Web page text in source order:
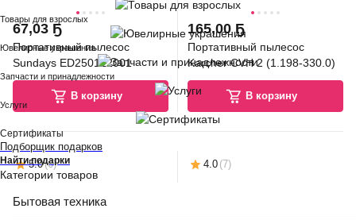
Товары для взрослых
Ювелирные украшения
Запчасти и принадлежности
Услуги
Сертификаты
Подборщик подарков
Найти подарки
Категории товаров
Бытовая техника
67,03 Ҕ
Портативный пылесос
Sundays ED250122001
В корзину
165,00 Ҕ
Портативный пылесос
Karcher CVH 2 (1.198-330.0)
В корзину
5.0(6) 4.0 (7)